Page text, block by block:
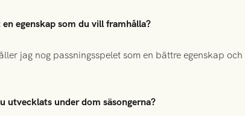
egenskap som du vill framhålla?
jag nog passningsspelet som en bättre egenskap
utvecklats under dom säsongerna?